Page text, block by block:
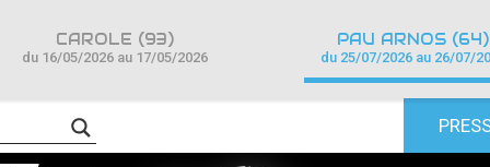
CAROLE (93)
du 16/05/2026 au 17/05/2026
PAU ARNOS (64)
du 25/07/2026 au 26/07/